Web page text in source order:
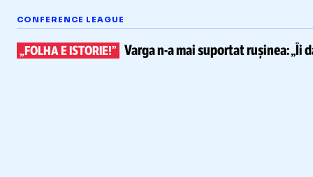
CONFERENCE LEAGUE
„FOLHA E ISTORIE!” Vargan-amai suportat rușinea:„Îi